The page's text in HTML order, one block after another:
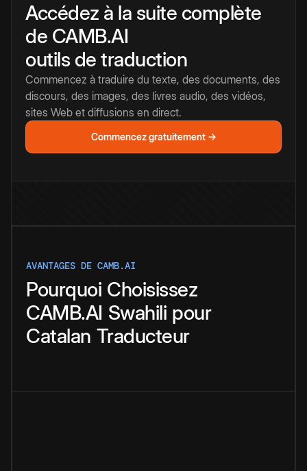
Accédez à la suite complète
de CAMB.AI
outils de traduction
Commencez à traduire du texte, des documents, des
discours, des images, des livres audio, des vidéos,
sites Web et diffusions en direct.
Commencez gratuitement →
AVANTAGES DE CAMB.AI
Pourquoi Choisissez
CAMB.AI Swahili pour
Catalan Traducteur